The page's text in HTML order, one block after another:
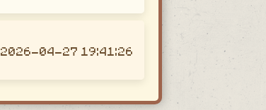
2026-04-27 19:41:26